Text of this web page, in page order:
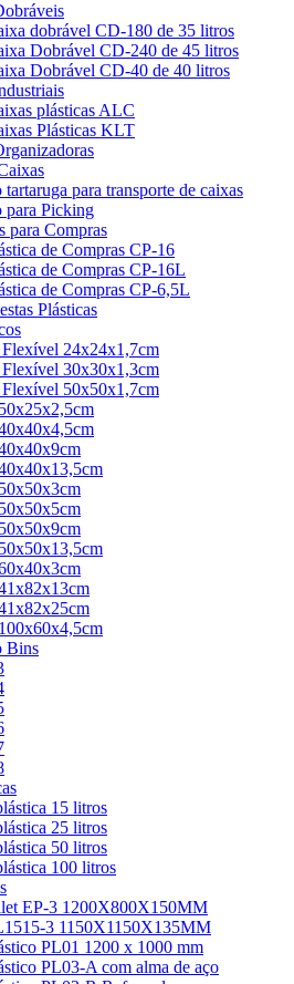
dobrável CD-180 de 35 litros
Dobrável CD-240 de 45 litros
Dobrável CD-40 de 40 litros
plásticas ALC
Plásticas KLT
para transporte de caixas
para Picking
para Compras
de Compras CP-16
de Compras CP-16L
de Compras CP-6,5L
Plásticas
Flexível 24x24x1,7cm
Flexível 30x30x1,3cm
Flexível 50x50x1,7cm
Bins
15 litros
25 litros
50 litros
100 litros
EP-3 1200X800X150MM
3 1150X1150X135MM
PL01 1200 x 1000 mm
PL03-A com alma de aço